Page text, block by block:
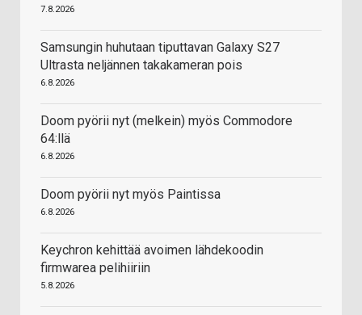
7.8.2026
Samsungin huhutaan tiputtavan Galaxy S27
Ultrasta neljännen takakameran pois
6.8.2026
Doom pyörii nyt (melkein) myös Commodore
64:llä
6.8.2026
Doom pyörii nyt myös Paintissa
6.8.2026
Keychron kehittää avoimen lähdekoodin
firmwarea pelihiiriin
5.8.2026